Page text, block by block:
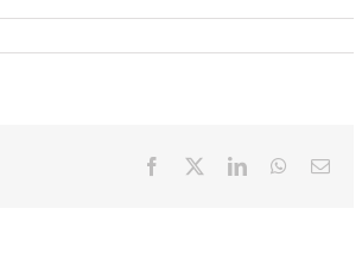
Facebook LinkedInWhatsApp
Email